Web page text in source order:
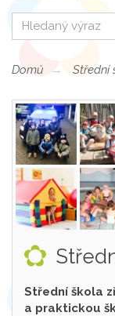
Domů Střední
Střední škola
a praktickou